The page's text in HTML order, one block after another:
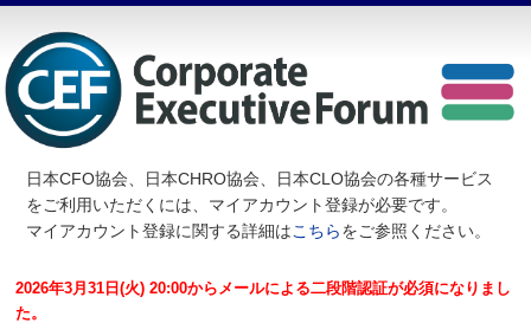
日本CFO協会、日本CHRO協会、日本CLO協会の各種サービス
をご利用いただくには、マイアカウント登録が必要です。
マイアカウント登録に関する詳細はこちらをご参照ください。
2026年3月31日(火) 20:00からメールによる二段階認証が必須になりまし
た。